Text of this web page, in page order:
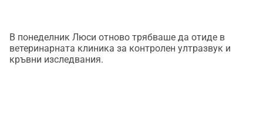
В понеделник Люси отново трябваше да отиде в
ветеринарната клиника за контролен ултразвук и
кръвни изследвания.